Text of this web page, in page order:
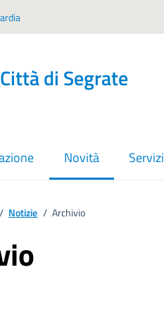
Città di Segrate
Novità
menu selezionato
Servizi
/ Notizie / Archivio